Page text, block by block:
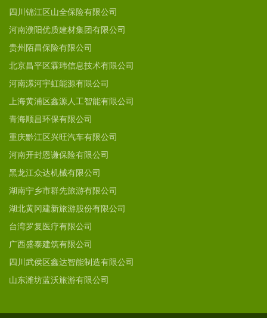
四川锦江区山全保险有限公司
河南濮阳优质建材集团有限公司
贵州陌昌保险有限公司
北京昌平区霖玮信息技术有限公司
河南漯河宇虹能源有限公司
上海黄浦区鑫源人工智能有限公司
青海顺昌环保有限公司
重庆黔江区兴旺汽车有限公司
河南开封恩谦保险有限公司
黑龙江众达机械有限公司
湖南宁乡市群先旅游有限公司
湖北黄冈建新旅游股份有限公司
台湾罗复医疗有限公司
广西盛泰建筑有限公司
四川武侯区鑫达智能制造有限公司
山东潍坊蓝沃旅游有限公司